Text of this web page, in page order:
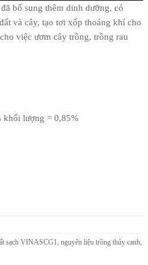
bổ sung thêm dinh dưỡng, có
và cây, tạo tơi xốp thoáng khí cho
việc ươm cây trồng, trồng rau
khối lượng = 0,85%
sạch VINASCG1 nguyên liệu trồng thủy canh,